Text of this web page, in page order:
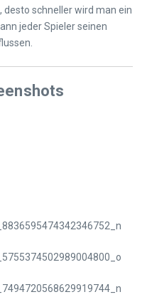
schneller wird man ein
jeder Spieler seinen